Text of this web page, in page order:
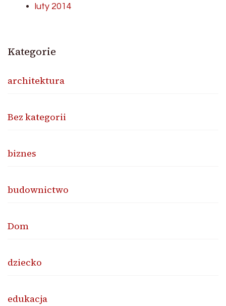
luty 2014
Kategorie
architektura
Bez kategorii
biznes
budownictwo
Dom
dziecko
edukacja